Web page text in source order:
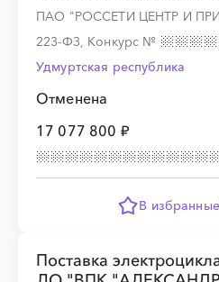
ПАО "РОССЕТИ ЦЕНТР И
223-ФЗ, Конкурс №
Удмуртская республика
Отменена
17 077 800 ₽
В избранные
Поставка